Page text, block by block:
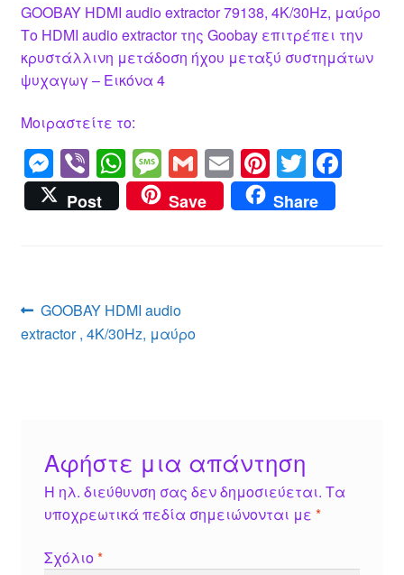
GOOBAY HDMI audio extractor 79138, 4K/30Hz, μαύρο
Το HDMI audio extractor της Goobay επιτρέπει την
κρυστάλλινη μετάδοση ήχου μεταξύ συστημάτων
ψυχαγωγ – Εικόνα 4
Μοιραστείτε το:
M
e
ss
g
er
Vi
b
er
W
h
at
p
p
M
e
ss
e
G
m
ail
E
m
ail
Pi
nt
er
T
wi
tt
F
Post Save Share
Πλοήγηση
άρθρων
Προηγούμενο
άρθρο:
GOOBAY HDMI audio
extractor , 4K/30Hz, μαύρο
Αφήστε μια απάντηση
Η ηλ. διεύθυνση σας δεν δημοσιεύεται. Τα
υποχρεωτικά πεδία σημειώνονται με *
Σχόλιο*